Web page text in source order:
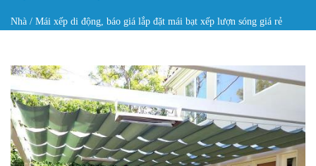
Bạn đang ở đây
Nhà / Mái xếp di động, báo giá lắp đặt mái bạt xếp lượn sóng giá rẻ